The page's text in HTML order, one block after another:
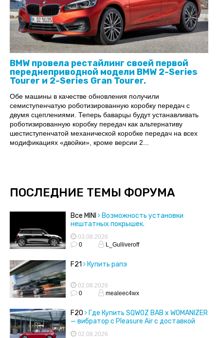
BMW провела рестайлинг своей первой
переднеприводной модели BMW 2-Series
Tourer и 2-Series Gran Tourer.
Обе машины в качестве обновления получили
семиступенчатую роботизированную коробку передач с
двумя сцеплениями. Теперь баварцы будут устанавливать
роботизированную коробку передач как альтернативу
шестиступенчатой механической коробке передач на всех
модификациях «двойки», кроме версии 2...
ПОСЛЕДНИЕ ТЕМЫ ФОРУМА
Все MINI
Возможность установки
нештатных покрышек.
03.08.2026
0
L_Gulliveroff
F21 Купить рапэ
02.08.2026
0
mealeec4wx
F20
Где Купить SQWOZ BAB x WOMANIZER
— вибратор с Pleasure Air с доставкой
02.08.2026